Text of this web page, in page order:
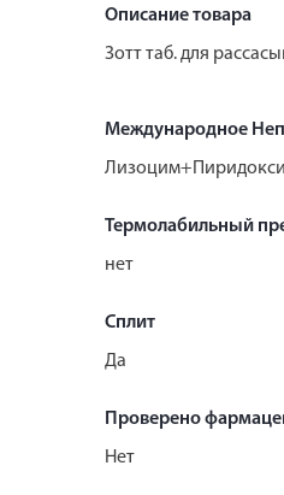
Описание товара
Зотт таб. для
Международное
Термолабильный
нет
Сплит
Да
Проверено
Нет